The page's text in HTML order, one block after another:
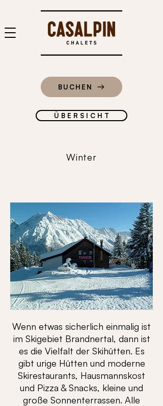
BUCHEN
Ü B E R S I C H T
Winter
Wenn etwas sicherlich einmalig ist
im Skigebiet Brandnertal, dann ist
es die Vielfalt der Skihütten. Es
gibt urige Hütten und moderne
Skirestaurants, Hausmannskost
und Pizza & Snacks, kleine und
große Sonnenterrassen. Alle